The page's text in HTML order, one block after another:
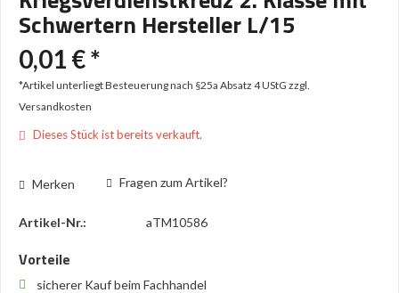
Schwertern Hersteller L/15
0,01 € *
*Artikel unterliegt Besteuerung nach §25a Absatz 4 UStG zzgl.
Versandkosten
Dieses Stück ist bereits verkauft.
Merken Fragen zum Artikel?
Artikel-Nr.: aTM10586
Vorteile
sicherer Kauf beim Fachhandel